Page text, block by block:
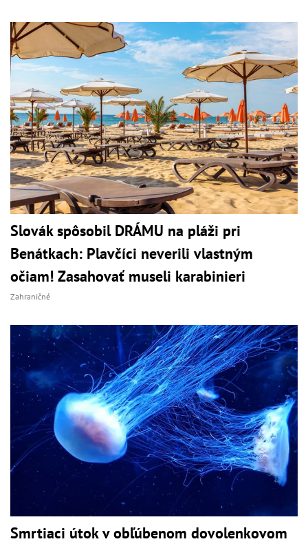
Slovák spôsobil DRÁMU na pláži pri
Benátkach: Plavčíci neverili vlastným
očiam! Zasahovať museli karabinieri
Zahraničné
Smrtiaci útok v obľúbenom dovolenkovom